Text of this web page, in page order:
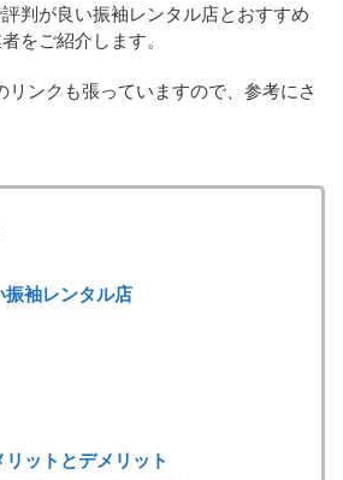
判が良い振袖レンタル店とおすすめ
をご紹介します。
リンクも張っていますので、参考にさ
袖レンタル店
ットとデメリット